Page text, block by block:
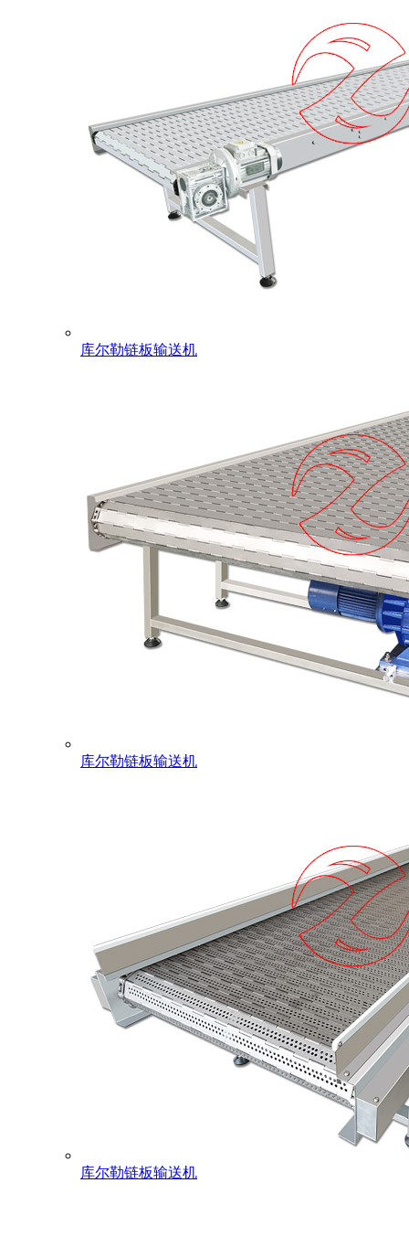
库尔勒链板输送机
库尔勒链板输送机
库尔勒链板输送机